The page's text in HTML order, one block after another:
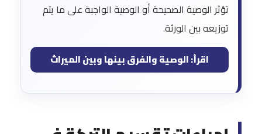
تؤثر الوصية الصحيحة أو الوصية الواجبة على ما يتم
توزيعه بين الورثة.
اقرأ: الوصية والفرق بينها وبين الميراث